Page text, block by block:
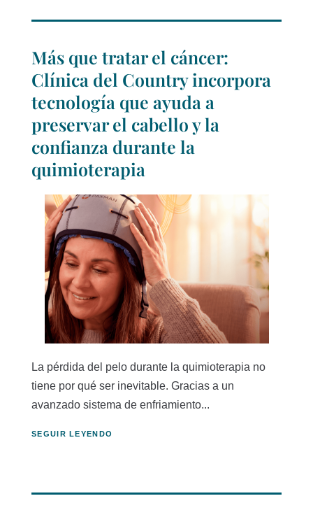
Más que tratar el cáncer:
Clínica del Country incorpora
tecnología que ayuda a
preservar el cabello y la
confianza durante la
quimioterapia
La pérdida del pelo durante la quimioterapia no
tiene por qué ser inevitable. Gracias a un
avanzado sistema de enfriamiento...
SEGUIR LEYENDO